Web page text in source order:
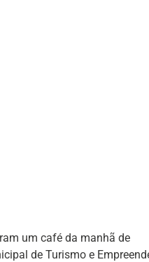
um café da manhã de
de Turismo e